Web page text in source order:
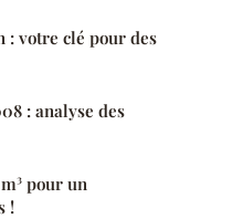
: votre clé pour des
: analyse des
pour un
!